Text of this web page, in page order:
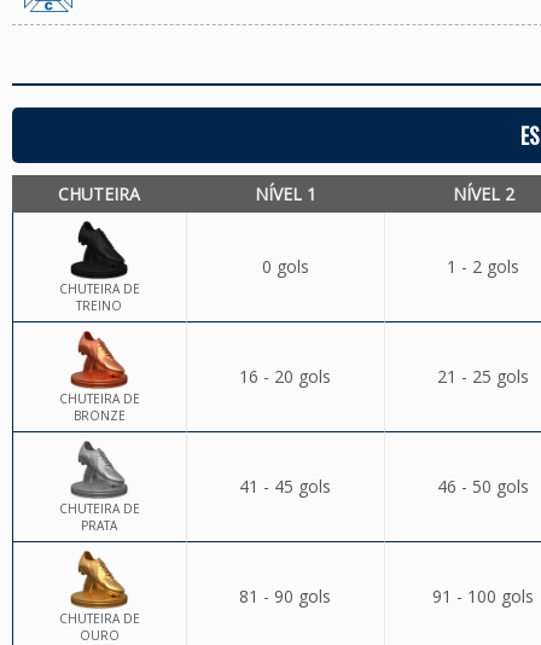
CHUTEIRA NÍVEL 1 NÍVEL 2
CHUTEIRA DE
TREINO
0 gols 1 - 2 gols
CHUTEIRA DE
BRONZE
16 - 20 gols 21 - 25 gols
CHUTEIRA DE
PRATA
41 - 45 gols 46 - 50 gols
CHUTEIRA DE
OURO
81 - 90 gols 91 - 100 gols